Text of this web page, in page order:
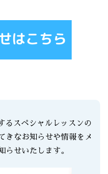
るスペシャルレッスンの
きなお知らせや情報をメ
らせいたします。